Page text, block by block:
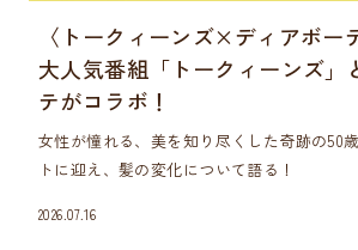
〈トークィーンズ×ディアボー
大人気番組「トークィーンズ」
テがコラボ！
女性が憧れる、美を知り尽くした奇跡の50
トに迎え、髪の変化について語る！
2026.07.16